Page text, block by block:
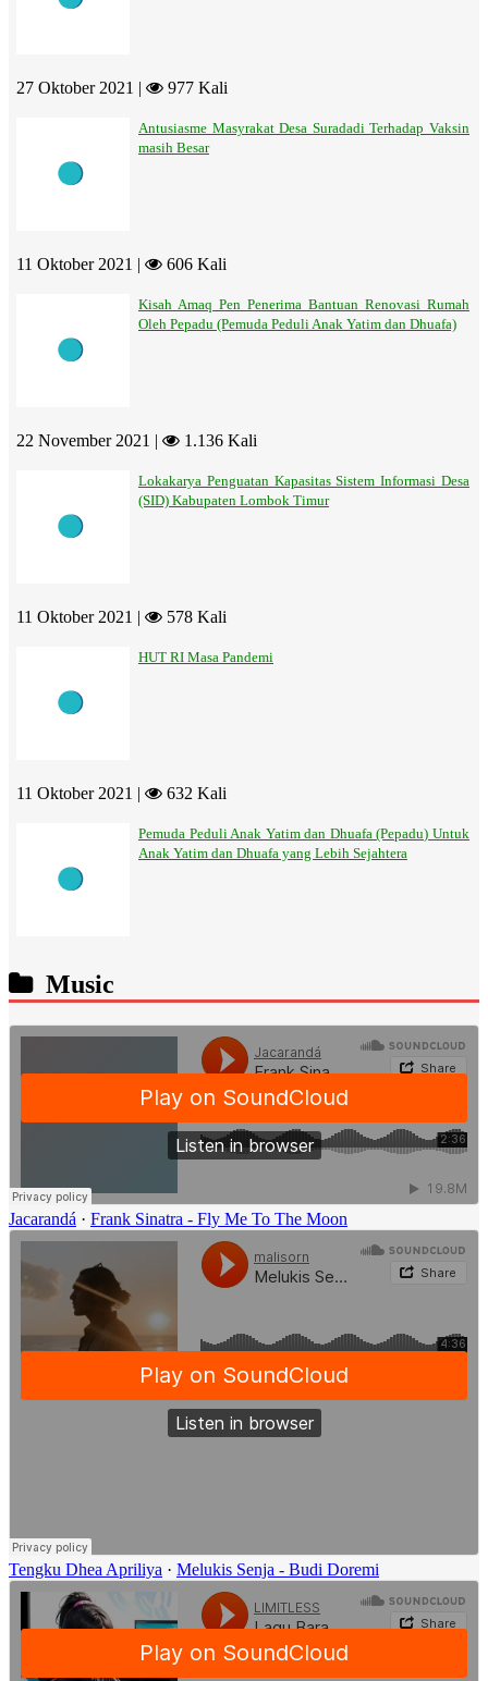
27 Oktober 2021 | 977 Kali
Antusiasme Masyrakat Desa Suradadi Terhadap Vaksin
masih Besar
11 Oktober 2021 | 606 Kali
Kisah Amaq Pen Penerima Bantuan Renovasi Rumah
Oleh Pepadu (Pemuda Peduli Anak Yatim dan Dhuafa)
22 November 2021 | 1.136 Kali
Lokakarya Penguatan Kapasitas Sistem Informasi Desa
(SID) Kabupaten Lombok Timur
11 Oktober 2021 | 578 Kali
HUT RI Masa Pandemi
11 Oktober 2021 | 632 Kali
Pemuda Peduli Anak Yatim dan Dhuafa (Pepadu) Untuk
Anak Yatim dan Dhuafa yang Lebih Sejahtera
Music
Jacarandá · Frank Sinatra - Fly Me To The Moon
Tengku Dhea Apriliya · Melukis Senja - Budi Doremi